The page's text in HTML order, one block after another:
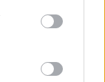
να
πρόσωπο
για την
λόγο για